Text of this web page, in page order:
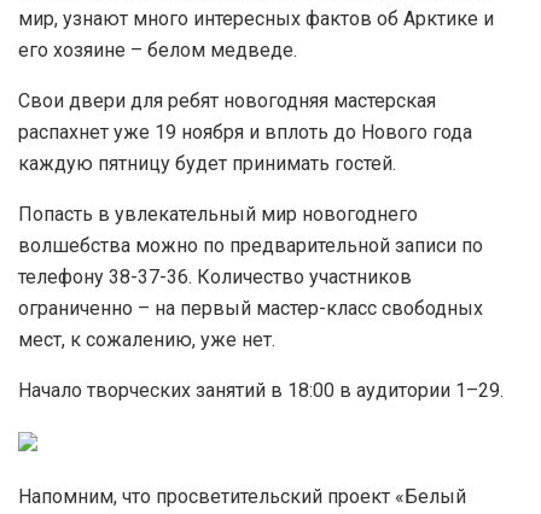
мир, узнают много интересных фактов об Арктике и
его хозяине – белом медведе.
Свои двери для ребят новогодняя мастерская
распахнет уже 19 ноября и вплоть до Нового года
каждую пятницу будет принимать гостей.
Попасть в увлекательный мир новогоднего
волшебства можно по предварительной записи по
телефону 38-37-36. Количество участников
ограниченно – на первый мастер-класс свободных
мест, к сожалению, уже нет.
Начало творческих занятий в 18:00 в аудитории 1–29.
Напомним, что просветительский проект «Белый